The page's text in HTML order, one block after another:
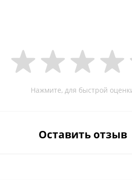
Нажмите, для быстрой
Оставить отзыв